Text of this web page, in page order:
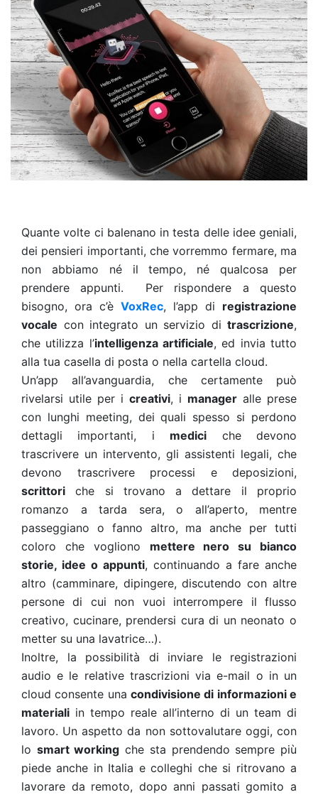
Quante volte ci balenano in testa delle idee geniali,
dei pensieri importanti, che vorremmo fermare, ma
non abbiamo né il tempo, né qualcosa per
prendere appunti. Per rispondere a questo
bisogno, ora c’è VoxRec, l’app di registrazione
vocale con integrato un servizio di trascrizione,
che utilizza l’intelligenza artificiale, ed invia tutto
alla tua casella di posta o nella cartella cloud.
Un’app all’avanguardia, che certamente può
rivelarsi utile per i creativi, i manager alle prese
con lunghi meeting, dei quali spesso si perdono
dettagli importanti, i medici che devono
trascrivere un intervento, gli assistenti legali, che
devono trascrivere processi e deposizioni,
scrittori che si trovano a dettare il proprio
romanzo a tarda sera, o all’aperto, mentre
passeggiano o fanno altro, ma anche per tutti
coloro che vogliono mettere nero su bianco
storie, idee o appunti, continuando a fare anche
altro (camminare, dipingere, discutendo con altre
persone di cui non vuoi interrompere il flusso
creativo, cucinare, prendersi cura di un neonato o
metter su una lavatrice…).
Inoltre, la possibilità di inviare le registrazioni
audio e le relative trascrizioni via e-mail o in un
cloud consente una condivisione di informazioni e
materiali in tempo reale all’interno di un team di
lavoro. Un aspetto da non sottovalutare oggi, con
lo smart working che sta prendendo sempre più
piede anche in Italia e colleghi che si ritrovano a
lavorare da remoto, dopo anni passati gomito a